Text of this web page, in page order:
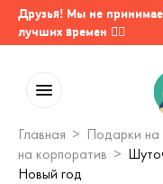
Друзья! Мы не
лучших времен 🤷‍♂️
Главная Подарки на
на корпоратив
Новый год